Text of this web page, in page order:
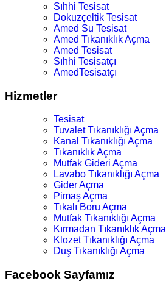
Sıhhi Tesisat
Dokuzçeltik Tesisat
Amed Su Tesisat
Amed Tıkanıklık Açma
Amed Tesisat
Sıhhi Tesisatçı
AmedTesisatçı
Hizmetler
Tesisat
Tuvalet Tıkanıklığı Açma
Kanal Tıkanıklığı Açma
Tıkanıklık Açma
Mutfak Gideri Açma
Lavabo Tıkanıklığı Açma
Gider Açma
Pimaş Açma
Tıkalı Boru Açma
Mutfak Tıkanıklığı Açma
Kırmadan Tıkanıklık Açma
Klozet Tıkanıklığı Açma
Duş Tıkanıklığı Açma
Facebook Sayfamız